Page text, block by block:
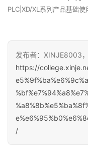
PLC|XD/XL系列产品基础使
发布者：XINJE8003
https://
/